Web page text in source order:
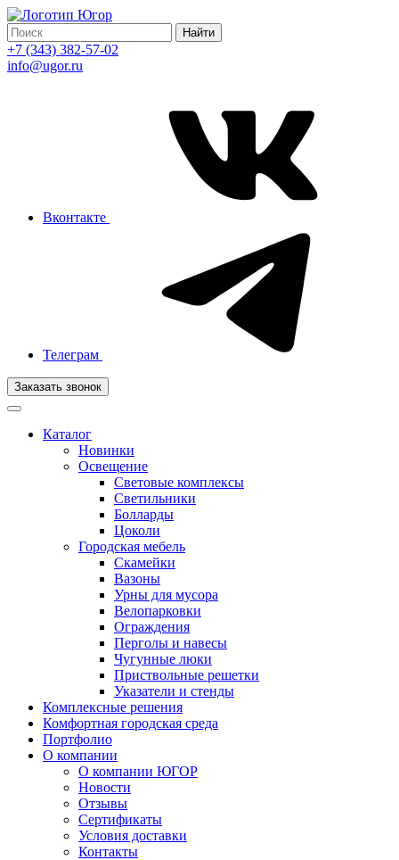
Найти
+7 (343) 382-57-02
info@ugor.ru
Вконтакте
Телеграм
Заказать звонок
Каталог
Новинки
Освещение
Световые комплексы
Светильники
Болларды
Цоколи
Городская мебель
Скамейки
Вазоны
Урны для мусора
Велопарковки
Ограждения
Перголы и навесы
Чугунные люки
Приствольные решетки
Указатели и стенды
Комплексные решения
Комфортная городская среда
Портфолио
О компании
О компании ЮГОР
Новости
Отзывы
Сертификаты
Условия доставки
Контакты